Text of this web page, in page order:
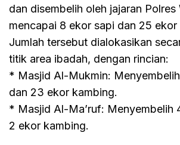
dan disembelih oleh jajaran Polres
mencapai 8 ekor sapi dan 25 ekor
Jumlah tersebut dialokasikan
titik area ibadah, dengan rincian:
* Masjid Al-Mukmin:
dan 23 ekor kambing.
* Masjid Al-Ma’ruf: Menyembelih
2 ekor kambing.